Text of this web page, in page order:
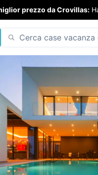
prezzo da Crovillas: